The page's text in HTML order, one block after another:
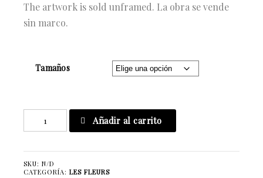
The artwork is sold unframed. La obra se vende
sin marco.
Tamaños
Kind
cantidad
Añadir al carrito
SKU: N/D
CATEGORÍA: LES FLEURS